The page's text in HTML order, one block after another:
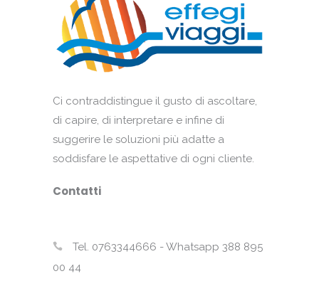
Ci contraddistingue il gusto di ascoltare,
di capire, di interpretare e infine di
suggerire le soluzioni più adatte a
soddisfare le aspettative di ogni cliente.
Contatti
Tel. 0763344666 - Whatsapp 388 895
00 44